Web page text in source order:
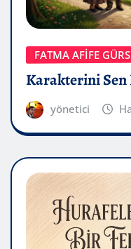
FATMA AFİFE
Karakterini
yönetici